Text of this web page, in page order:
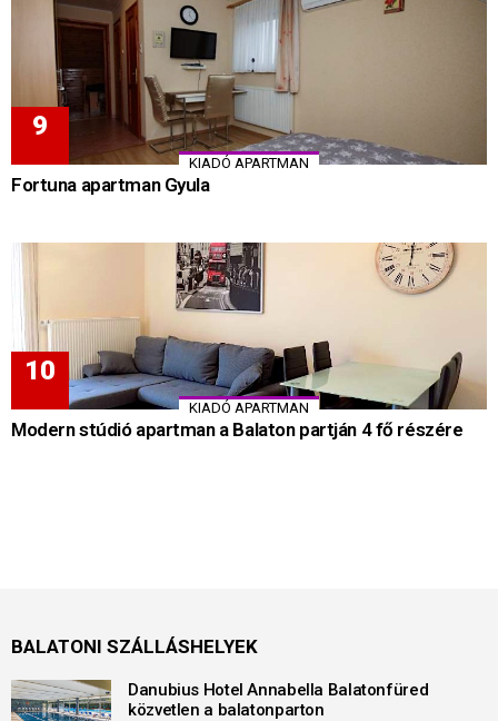
KIADÓ APARTMAN
Fortuna apartman Gyula
KIADÓ APARTMAN
Modern stúdió apartman a Balaton partján 4 fő részére
BALATONI SZÁLLÁSHELYEK
Danubius Hotel Annabella Balatonfüred
közvetlen a balatonparton